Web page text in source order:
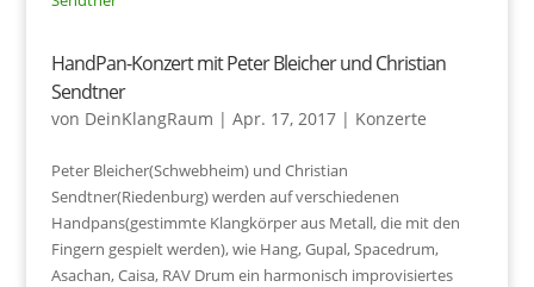
HandPan-Konzert mit Peter Bleicher und Christian
Sendtner
von DeinKlangRaum | Apr. 17, 2017| Konzerte
Peter Bleicher(Schwebheim) und Christian
Sendtner(Riedenburg) werden auf verschiedenen
Handpans(gestimmte Klangkörper aus Metall, die mit den
Fingern gespielt werden), wie Hang, Gupal, Spacedrum,
Asachan, Caisa, RAV Drum ein harmonisch improvisiertes